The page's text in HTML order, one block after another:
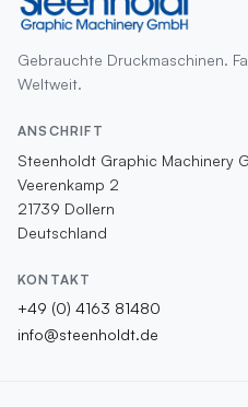
Gebrauchte Druckmaschinen.
Weltweit.
ANSCHRIFT
Steenholdt Graphic Machinery
Veerenkamp 2
21739 Dollern
Deutschland
KONTAKT
+49 (0) 4163 81480
info@steenholdt.de